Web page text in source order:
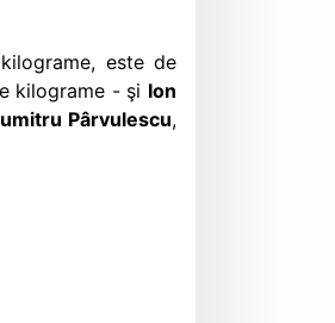
este de
kilograme - şi Ion
Pârvulescu,